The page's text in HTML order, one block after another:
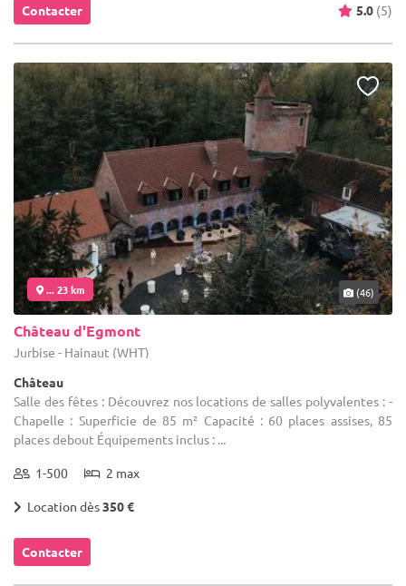
Contacter 5.0 (5)
... 23 km (46)
Château d'Egmont
Jurbise - Hainaut (WHT)
Château
Salle des fêtes : Découvrez nos locations de salles polyvalentes : -
Chapelle : Superficie de 85 m² Capacité : 60 places assises, 85
places debout Équipements inclus : ...
1-500 2 max
Location dès350 €
Contacter